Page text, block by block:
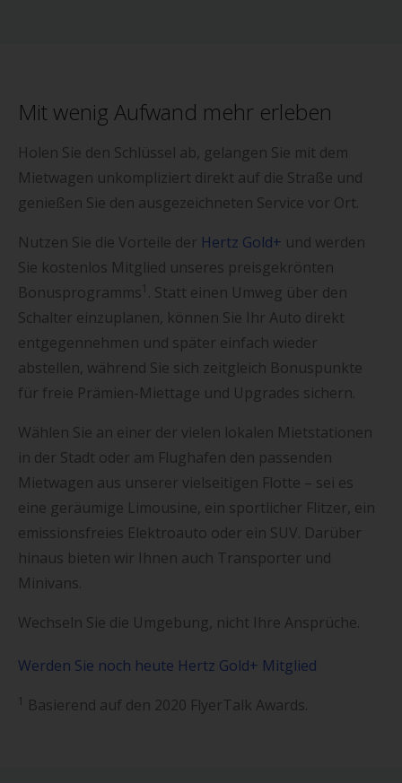
Mit wenig Aufwand mehr erleben
Holen Sie den Schlüssel ab, gelangen Sie mit dem
Mietwagen unkompliziert direkt auf die Straße und
genießen Sie den ausgezeichneten Service vor Ort.
Nutzen Sie die Vorteile der Hertz Gold+ und werden
Sie kostenlos Mitglied unseres preisgekrönten
Bonusprogramms 1 . Statt einen Umweg über den
Schalter einzuplanen, können Sie Ihr Auto direkt
entgegennehmen und später einfach wieder
abstellen, während Sie sich zeitgleich Bonuspunkte
für freie Prämien-Miettage und Upgrades sichern.
Wählen Sie an einer der vielen lokalen Mietstationen
in der Stadt oder am Flughafen den passenden
Mietwagen aus unserer vielseitigen Flotte – sei es
eine geräumige Limousine, ein sportlicher Flitzer, ein
emissionsfreies Elektroauto oder ein SUV. Darüber
hinaus bieten wir Ihnen auch Transporter und
Minivans.
Wechseln Sie die Umgebung, nicht Ihre Ansprüche.
Werden Sie noch heute Hertz Gold+ Mitglied
1 Basierend auf den 2020 FlyerTalk Awards.